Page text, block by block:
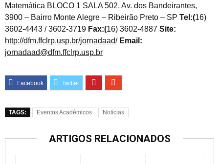
Matemática BLOCO 1 SALA 502. Av. dos Bandeirantes,
3900 – Bairro Monte Alegre – Ribeirão Preto – SP Tel:(16)
3602-4443 / 3602-3719 Fax:(16) 3602-4887 Site:
http://dfm.ffclrp.usp.br/jornadaad/ Email:
jornadaad@dfm.ffclrp.usp.br
TAGS: Eventos Acadêmicos Notícias
ARTIGOS RELACIONADOS